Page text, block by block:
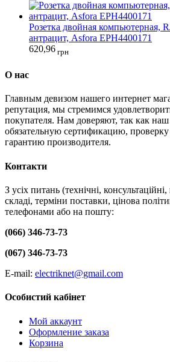
Розетка двойная компьютерная,
антрацит, Asfora EPH4400171
620,96 грн
О нас
Главным девизом нашего интернет
репутация, мы стремимся
покупателя. Нам доверяют, так как
обязательную сертификацию, проверку
гарантию производителя.
Контакти
З усіх питань (технічні,
складі, терміни поставки, цінова
телефонами або на пошту:
(066) 346-73-73
(067) 346-73-73
E-mail: electriknet@gmail.com
Особистий кабінет
Мой аккаунт
Оформление заказа
Корзина